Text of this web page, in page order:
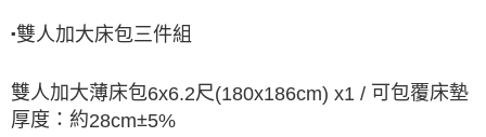
▪雙人加大床包三件組
雙人加大薄床包6x6.2尺(180x186cm) x1 / 可包覆床墊
厚度：約28cm±5%